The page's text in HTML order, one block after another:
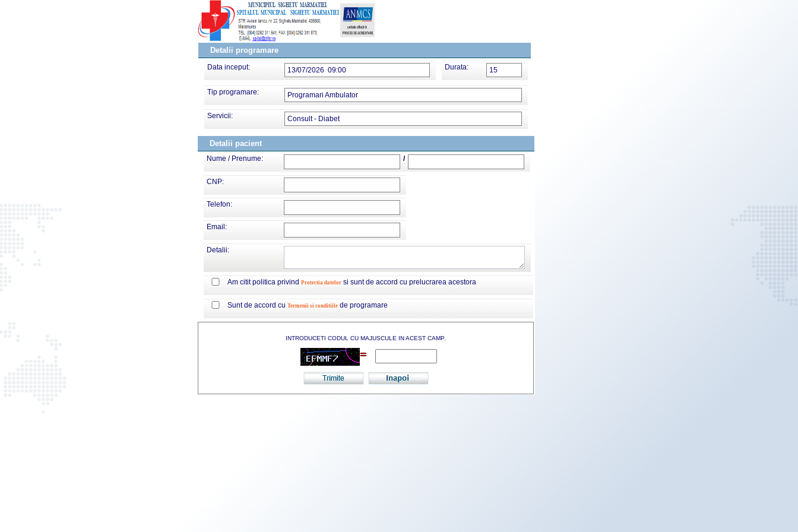
Detalii programare
Data inceput: 13/07/2026 09:00 Durata: 15
Tip programare: Programari Ambulator
Servicii: Consult - Diabet
Detalii pacient
Nume / Prenume: /
CNP:
Telefon:
Email:
Detalii:
Am citit politica privind Protectia datelor si sunt de accord cu prelucrarea acestora
Sunt de accord cu Termenii si conditiile de programare
INTRODUCETI CODUL CU MAJUSCULE IN ACEST CAMP.
=